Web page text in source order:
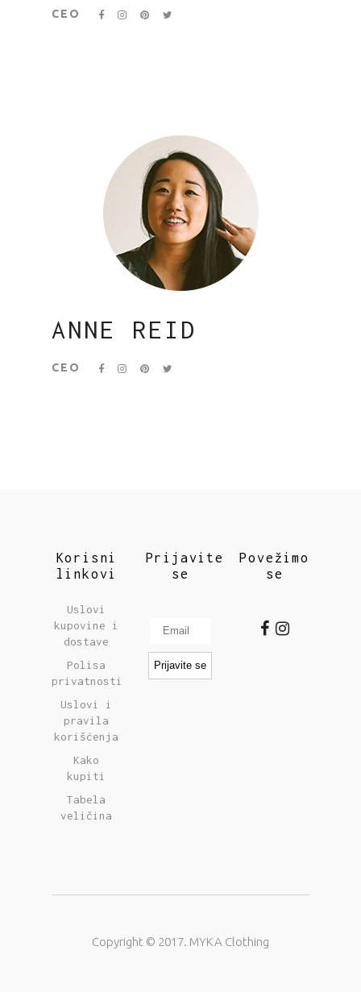
CEO
ANNE REID
CEO
Korisni
linkovi
Uslovi
kupovine i
dostave
Polisa
privatnosti
Uslovi i
pravila
korišćenja
Kako
kupiti
Tabela
veličina
Prijavite
se
Povežimo
se
Copyright © 2017. MYKA Clothing